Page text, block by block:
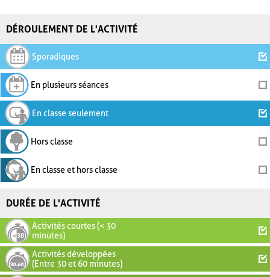
DÉROULEMENT DE L'ACTIVITÉ
Sporadiques
En plusieurs séances
En classe seulement
Hors classe
En classe et hors classe
DURÉE DE L'ACTIVITÉ
Activités courtes (< 30
minutes)
Activités développées
(Entre 30 et 60 minutes)